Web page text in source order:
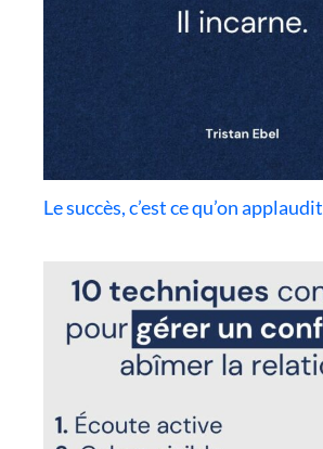
Le succès, c’est ce qu’on applaudit